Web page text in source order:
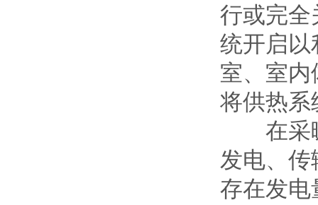
行或完全
统开启以
室、室内
将供热系
在采暖
发电、传
存在发电